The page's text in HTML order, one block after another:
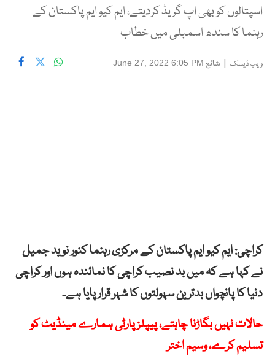
اسپتالوں کو بھی اپ گریڈ کردیتے، ایم کیو ایم پاکستان کے
رہنما کا سندھ اسمبلی میں خطاب
ویب ڈیسک | شائع June 27, 2022 6:05 PM
کراچی: ایم کیو ایم پاکستان کے مرکزی رہنما کنور نوید جمیل
نے کہا ہے کہ میں بد نصیب کراچی کا نمائندہ ہوں اور کراچی
دنیا کا پانچواں بدترین سہولتوں کا شہر قرار پایا ہے۔
حالات نہیں بگاڑنا چاہتے، پیپلزپارٹی ہمارے مینڈیٹ کو
تسلیم کرے، وسیم اختر